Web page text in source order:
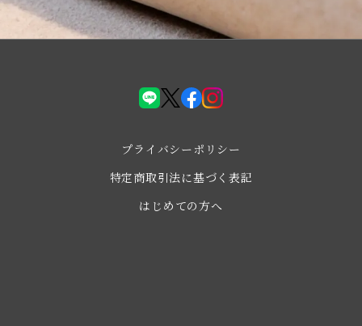
プライバシーポリシー
特定商取引法に基づく表記
はじめての方へ